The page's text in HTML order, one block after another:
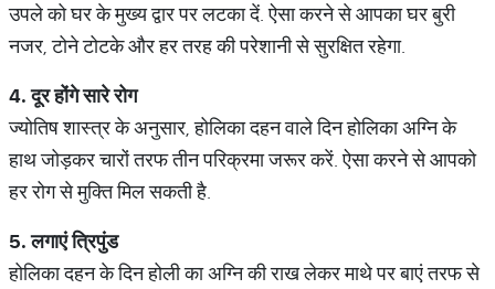
उपले को घर के मुख्य द्वार पर लटका दें. ऐसा करने से आपका घर बुरी
नजर, टोने टोटके और हर तरह की परेशानी से सुरक्षित रहेगा.
4.दूरहोंगेसारेरोग
ज्योतिष शास्त्र के अनुसार, होलिका दहन वाले दिन होलिका अग्नि के
हाथ जोड़कर चारों तरफ तीन परिक्रमा जरूर करें. ऐसा करने से आपको
हर रोग से मुक्ति मिल सकती है.
5.लगाएंत्रिपुंड
होलिका दहन के दिन होली का अग्नि की राख लेकर माथे पर बाएं तरफ से